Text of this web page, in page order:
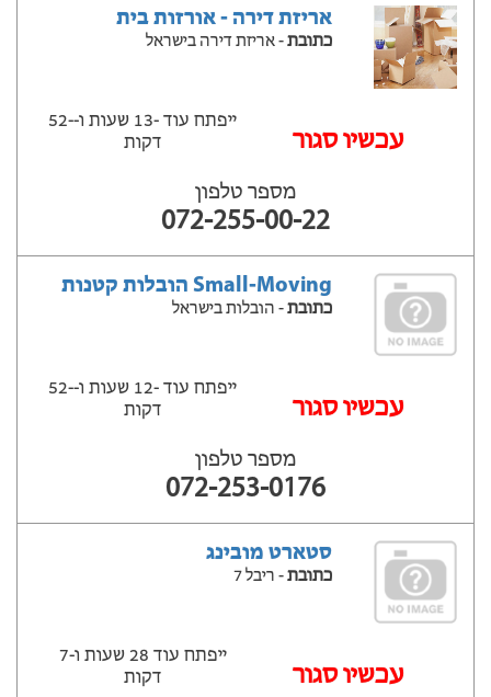
אריזת דירה - אורזות בית
כתובת- אריזת דירה בישראל
‫עכשיו סגור
ייפתח עוד -13 שעות ‫ו--52
דקות
מספר טלפון
072-255-00-22
Small-Moving הובלות קטנות
כתובת- הובלות בישראל
‫עכשיו סגור
ייפתח עוד -12 שעות ‫ו--52
דקות
מספר טלפון
072-253-0176
סטארט מובינג
כתובת- ריבל 7
עכשיו סגור
ייפתח עוד 28 שעות ‫ו-7
דקות